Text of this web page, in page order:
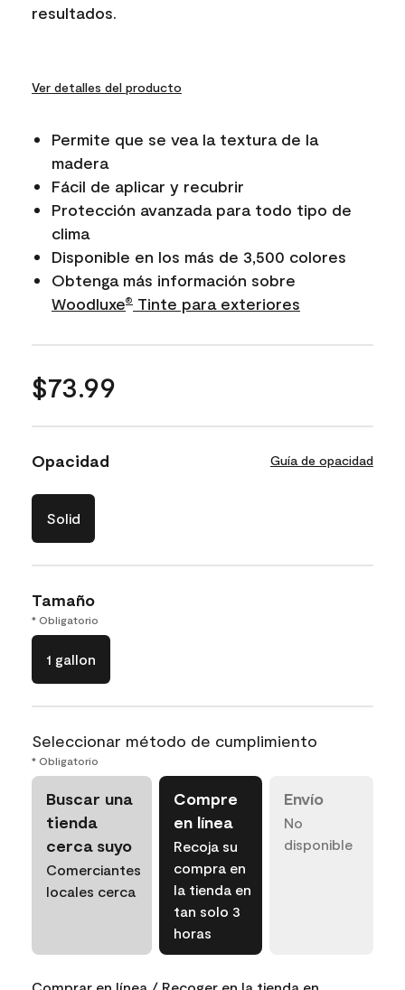
resultados.
Ver detalles del producto
Permite que se vea la textura de la
madera
Fácil de aplicar y recubrir
Protección avanzada para todo tipo de
clima
Disponible en los más de 3,500 colores
Obtenga más información sobre
Woodluxe​​​​​​​® Tinte para exteriores
$73.99
Opacidad Guía de opacidad
Solid
Tamaño
* Obligatorio
1 gallon
Seleccionar método de cumplimiento
* Obligatorio
Buscar una
tienda
cerca suyo
Comerciantes
locales cerca
Compre
en línea
Recoja su
compra en
la tienda en
tan solo 3
horas
Envío
No
disponible